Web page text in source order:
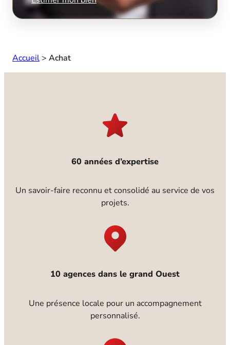
Accueil > Achat
60 années d’expertise
Un savoir-faire reconnu et consolidé au service de vos
projets.
10 agences dans le grand Ouest
Une présence locale pour un accompagnement
personnalisé.